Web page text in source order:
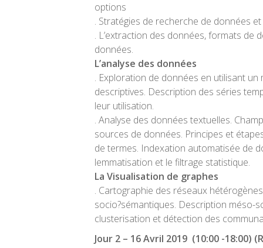
options
. Stratégies de recherche de données
. L’extraction des données, formats de
données.
L’analyse des données
. Exploration de données en utilisant
descriptives. Description des séries
leur utilisation.
. Analyse des données textuelles.
sources de données. Principes et
de termes. Indexation automatisée de
lemmatisation et le filtrage statistique.
La Visualisation de graphes
. Cartographie des réseaux
socio?sémantiques. Description méso-
clusterisation et détection des
Jour 2 – 16 Avril 2019 (10:00 -18:00)